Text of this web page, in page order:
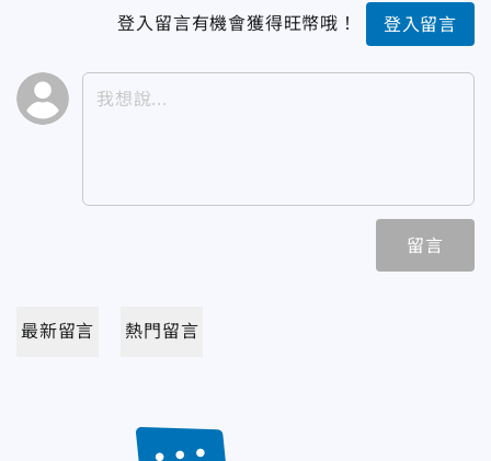
登入留言有機會獲得旺幣哦！ 登入留言
留言
最新留言 熱門留言